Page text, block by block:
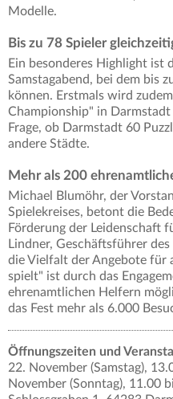
Modelle.
Bis zu 78 Spieler
Ein besonderes Highlight ist
Samstagabend, bei dem bis
können. Erstmals wird
Championship" in
Frage, ob Darmstadt 60
andere Städte.
Mehr als 200
Michael Blumöhr, der
Spielekreises, betont die
Förderung der Leidenschaft
Lindner, Geschäftsführer
die Vielfalt der Angebote für
spielt" ist durch das
ehrenamtlichen Helfern
das Fest mehr als 6.000
Öffnungszeiten und
22. November (Samstag),
November (Sonntag), 11.00